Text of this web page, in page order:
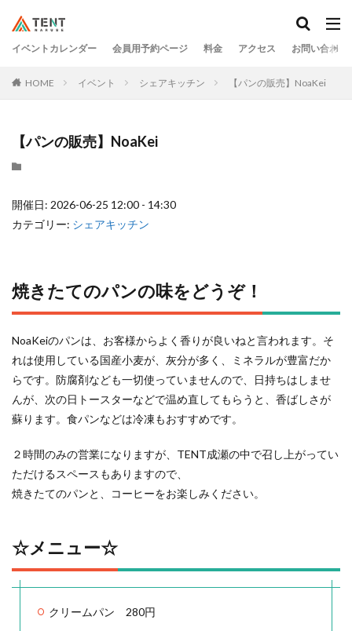
イベントカレンダー 会員用予約ページ 料金 アクセス お問い合わせ
HOME イベント シェアキッチン 【パンの販売】NoaKei
【パンの販売】NoaKei
開催日: 2026-06-25 12:00 - 14:30
カテゴリー: シェアキッチン
焼きたてのパンの味をどうぞ！
NoaKeiのパンは、お客様からよく香りが良いねと言われます。そ
れは使用している国産小麦が、灰分が多く、ミネラルが豊富だか
らです。防腐剤なども一切使っていませんので、日持ちはしませ
んが、次の日トースターなどで温め直してもらうと、香ばしさが
蘇ります。食パンなどは冷凍もおすすめです。
２時間のみの営業になりますが、TENT成瀬の中で召し上がってい
ただけるスペースもありますので、
焼きたてのパンと、コーヒーをお楽しみください。
☆メニュー☆
クリームパン 280円